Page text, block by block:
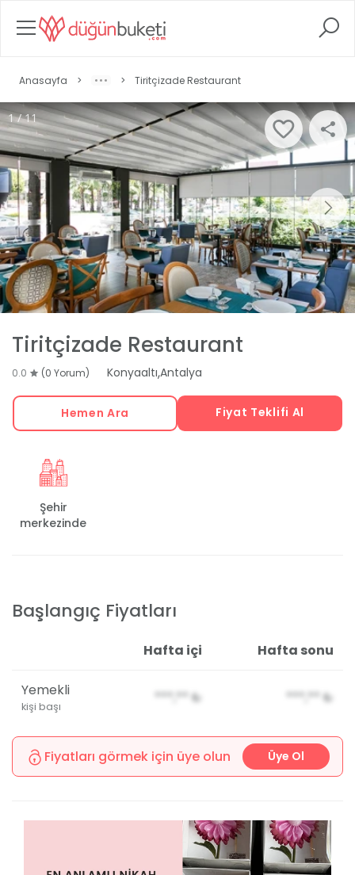
Anasayfa > > Tiritçizade Restaurant
1 / 11
Tiritçizade Restaurant
0.0 (0 Yorum) Konyaaltı,Antalya
Hemen Ara Fiyat Teklifi Al
Şehir
merkezinde
Başlangıç Fiyatları
Hafta içi Hafta sonu
Yemekli
kişi başı
***,** ₺ ***,** ₺
Fiyatları görmek için üye olun Üye Ol